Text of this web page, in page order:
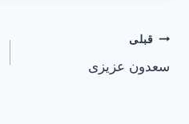
راهبری
نوشته
قبلی
سعدون عزیزی